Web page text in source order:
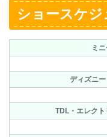
ショースケジ
ミ
ディズニ
TDL・エレク